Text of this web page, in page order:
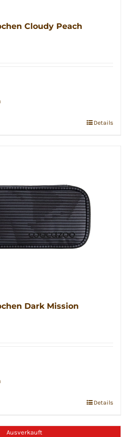
Cloudy Peach
Details
Dark Mission
Details
Ausverkauft